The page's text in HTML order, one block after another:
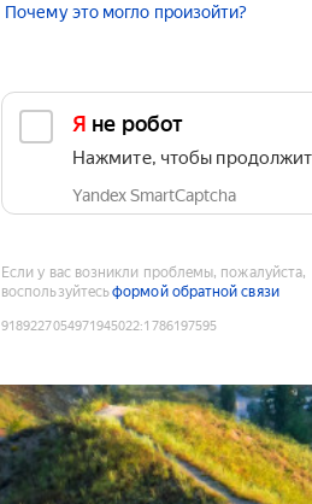
Почему это могло произойти?
Я не робот
Нажмите, чтобы
Yandex SmartCaptcha
Если у вас возникли проблемы, пожалуйста,
воспользуйтесьформой обратной связи
9189227054971945022:1786197595